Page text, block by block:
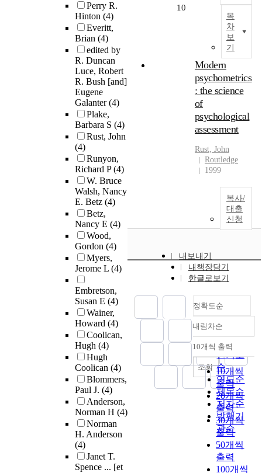
Perry R.
Hinton (4)
Everitt,
Brian (4)
edited by
R. Duncan
Luce, Robert
R. Bush [and]
Eugene
Galanter(4)
Plake,
Barbara S (4)
Rust, John
(4)
Runyon,
Richard P(4)
W. Bruce
Walsh, Nancy
E. Betz (4)
Betz,
Nancy E (4)
Wood,
Gordon (4)
Myers,
Jerome L (4)
Embretson,
Susan E (4)
Wainer,
Howard (4)
Coolican,
Hugh (4)
Hugh
Coolican (4)
Blommers,
Paul J. (4)
Anderson,
Norman H (4)
Norman
H. Anderson
(4)
Janet T.
Spence ... [et
목
차
보
기
10
Modern
psychometrics
: the science
of
psychological
assessment
Rust, John
Routledge
1999
복사/
대출
신청
내보내기
내책장담기
한글로보기
정확도순
정확도
순
인기도
순
연도순
제목순
저자순
발행기
관순
내림차순
내림차순
10개씩 출력
10개씩
출력
20개씩
출력
30개씩
출력
50개씩
출력
100개씩
조회